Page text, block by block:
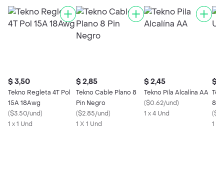
$ 3,50
Tekno Regleta 4T Pol
15A 18Awg
($3.50/und)
1 x 1 Und
$ 2,85
Tekno Cable Plano 8
Pin Negro
($2.85/und)
1 X 1 Und
$ 2,45
Tekno Pila Alcalína AA
($0.62/und)
1 x 4 Und
$
(
1 X